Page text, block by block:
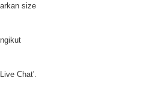
size
Chat'.